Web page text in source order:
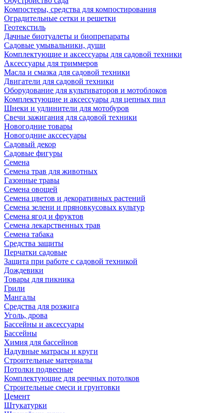
Компостеры, средства для компостирования
Оградительные сетки и решетки
Геотекстиль
Дачные биотуалеты и биопрепараты
Садовые умывальники, души
Комплектующие и аксессуары для садовой техники
Аксессуары для триммеров
Масла и смазка для садовой техники
Двигатели для садовой техники
Оборудование для культиваторов и мотоблоков
Комплектующие и аксессуары для цепных пил
Шнеки и удлинители для мотобуров
Свечи зажигания для садовой техники
Новогодние товары
Новогодние акссесуары
Садовый декор
Садовые фигуры
Семена
Семена трав для животных
Газонные травы
Семена овощей
Семена цветов и декоративных растений
Семена зелени и пряновкусовых культур
Семена ягод и фруктов
Семена лекарственных трав
Семена табака
Средства защиты
Перчатки садовые
Защита при работе с садовой техникой
Дождевики
Товары для пикника
Грили
Мангалы
Средства для розжига
Уголь, дрова
Бассейны и аксессуары
Бассейны
Химия для бассейнов
Надувные матрасы и круги
Строительные материалы
Потолки подвесные
Комплектующие для реечных потолков
Строительные смеси и грунтовки
Цемент
Штукатурки